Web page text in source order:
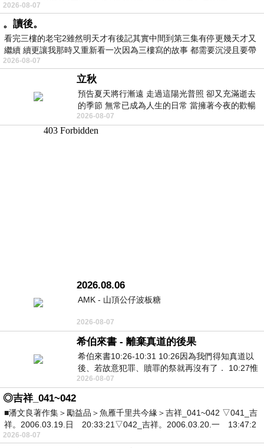
2026-08-07
。讀後。
看完三樓的老宅2雖然明天才有後記其實中間到第三集有停更幾天才又
繼續 續更讓我那時又重新看一次因為三樓寫的故事 都需要沉浸且要帶
有
2026-08-07
立秋
預告夏天將行漸遠 走過這陽光普照 卻又充滿逝去
的季節 無常已成為人生的日常 當擁著今夜的歡暢
舒心 轉眼驟成昨日 而明晨 太陽
2026-08-07
2026.08.06
AMK - 山頂公仔波板糖
2026-08-07
希伯來書 - 離棄真道的後果
希伯來書10:26-10:31 10:26因為我們得知真道以
後、若故意犯罪、贖罪的祭就再沒有了． 10:27惟
有戰懼等候審判和那燒滅眾敵人的烈火
2026-08-07
◎吉祥_041~042
■潘文良著作集＞勵益品＞魚雁千里共今緣＞吉祥_041~042 ▽041_吉
祥。2006.03.19.日 20:33:21▽042_吉祥。2006.03.20.一 13:47:2
2026-08-07